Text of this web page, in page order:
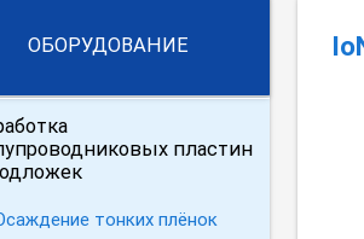
ОБОРУДОВАНИЕ
пластин
тонких плёнок